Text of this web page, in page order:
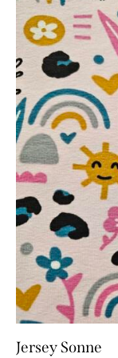
Jersey Sonne